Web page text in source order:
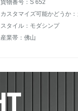
貨物番号：S 652
スタイル：モダシンプ
産業帯：佛山